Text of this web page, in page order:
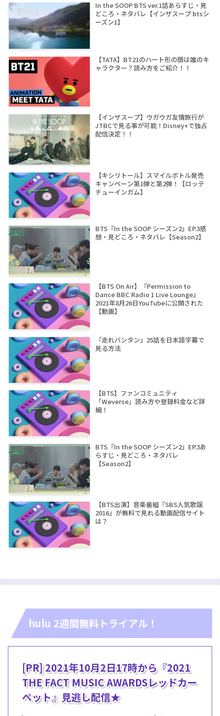
In the SOOP BTS ver.1話あらすじ・見
どころ・ネタバレ【インザスープ btsシ
ーズン1】
【TATA】BT21のハート形の顔は誰のキ
ャラクター？読み方をご紹介！！
【インザスープ】ウガウガ友情旅行が
JTBCで見る事が可能！Disney+で独占
配信決定！！
【キシリトール】スマイルボトル発売
キャンペーン第1弾と第2弾！【ロッテ
チューインガム】
BTS『In the SOOP シーズン2』EP.3感
想・見どころ・ネタバレ【Season2】
【BTS On Air】『Permission to
Dance BBC Radio 1 Live Lounge』
2021年8月26日YouTubeに公開された
【動画】
『走れバンタン』25話を日本語字幕で
見る方法
【BTS】ファンコミュニティ
「Weverse」読み方や登録料金など詳
細！
BTS『In the SOOP シーズン2』EP.3あ
らすじ・見どころ・ネタバレ
【Season2】
【BTS出演】音楽番組『SBS人気歌謡
2016』が無料で見れる動画配信サイト
は？
hulu 2週間無料トライアル！
[PR] 2021年10月2日17時から『2021
THE FACT MUSIC AWARDSレッドカー
ペット』見逃し配信★